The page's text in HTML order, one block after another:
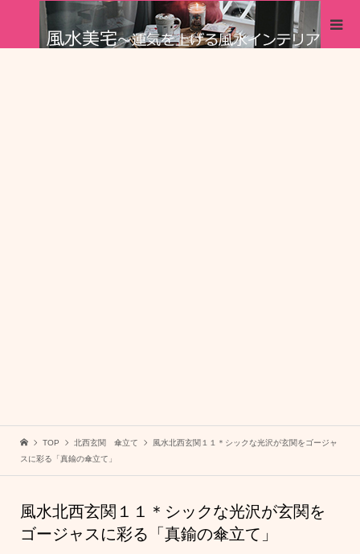
TOP 北西玄関 傘立て
風水北西玄関１１＊シックな光沢が玄関をゴージャ
スに彩る「真鍮の傘立て」
風水北西玄関１１＊シックな光沢が玄関を
ゴージャスに彩る「真鍮の傘立て」